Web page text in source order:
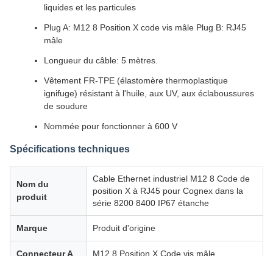
liquides et les particules
Plug A: M12 8 Position X code vis mâle Plug B: RJ45
mâle
Longueur du câble: 5 mètres.
Vêtement FR-TPE (élastomère thermoplastique
ignifuge) résistant à l'huile, aux UV, aux éclaboussures
de soudure
Nommée pour fonctionner à 600 V
Spécifications techniques
Nom du
produit
Cable Ethernet industriel M12 8 Code de
position X à RJ45 pour Cognex dans la
série 8200 8400 IP67 étanche
Marque Produit d'origine
Connecteur A M12 8 Position X Code vis mâle